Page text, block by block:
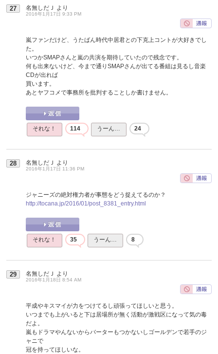
27 名無しだＪ より
2016年1月17日 9:33 PM
嵐ファンだけど、うたばん時代中居君との下克上コントが大好きでし
た。
いつかSMAPさんと嵐の共演を期待していたので残念です。
何も出来ないけど、今まで通りSMAPさんが出てる番組は見るし音楽
CDが出れば
買います。
あとヤフコメで事務所を批判することしか書けません。
それな！ 114 うーん… 24
28 名無しだＪ より
2016年1月17日 11:36 PM
ジャニーズの絶対権力者が事態をどう捉えてるのか？
http://tocana.jp/2016/01/post_8381_entry.html
それな！ 35 うーん… 8
29 名無しだＪ より
2016年1月18日 8:54 AM
平成やキスマイが力をつけてるし頑張ってほしいと思う。
いつまでも上がいると下は居場所が無く活動が激戦区になって気の毒
だよ。
嵐もドラマやんないからバーターもつかないしゴールデンで若手のジ
ャニで
冠を持ってほしいな。